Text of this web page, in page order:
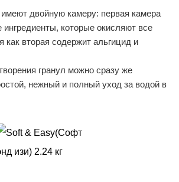
двойную камеру: первая камера
ингредиенты, которые окисляют все
как вторая содержит альгицид и
гранул можно сразу же
нежный и полный уход за водой в